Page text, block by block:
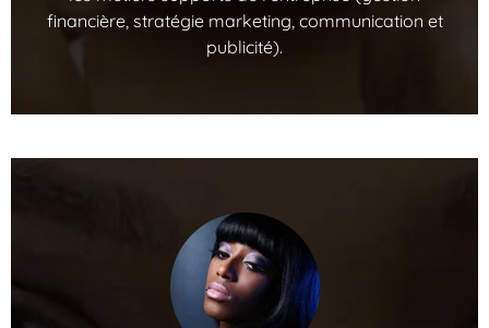
financière, stratégie marketing, communication et
publicité).